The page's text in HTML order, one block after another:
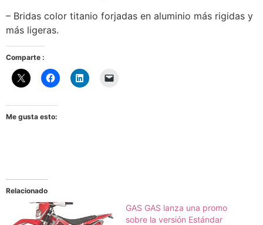
– Bridas color titanio forjadas en aluminio más rigidas y
más ligeras.
Comparte :
Me gusta esto:
Relacionado
GAS GAS lanza una promo
sobre la versión Estándar